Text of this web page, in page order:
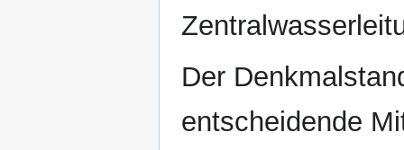
Der
entscheidende